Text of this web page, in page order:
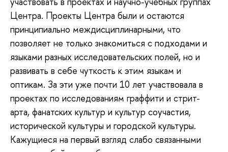
Центра. Проекты Центра были и остаются
принципиально междисциплинарными, что
позволяет не только знакомиться с подходами и
языками разных исследовательских полей, но и
развивать в себе чуткость к этим языкам и
оптикам. За эти уже почти 10 лет участвовала в
проектах по исследованиям граффити и стрит-
арта, фанатских культур и культур соучастия,
исторической культуры и городской культуры.
Кажущиеся на первый взгляд слабо связанными